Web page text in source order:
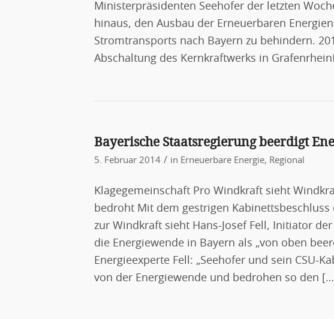
Ministerpräsidenten Seehofer der letzten
hinaus, den Ausbau der Erneuerbaren
Stromtransports nach Bayern zu behindern.
Abschaltung des Kernkraftwerks in
Bayerische Staatsregierung beerdigt
5. Februar 2014 / in Erneuerbare Energie, Regional
Klagegemeinschaft Pro Windkraft sieht
bedroht Mit dem gestrigen Kabinettsbeschluss
zur Windkraft sieht Hans-Josef Fell, Initiator
die Energiewende in Bayern als „von oben
Energieexperte Fell: „Seehofer und sein CSU-
von der Energiewende und bedrohen so den […]